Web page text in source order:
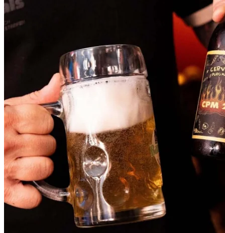
Grêmio